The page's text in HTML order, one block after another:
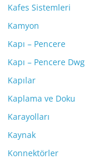
Kafes Sistemleri
Kamyon
Kapı – Pencere
Kapı – Pencere Dwg
Kapılar
Kaplama ve Doku
Karayolları
Kaynak
Konnektörler